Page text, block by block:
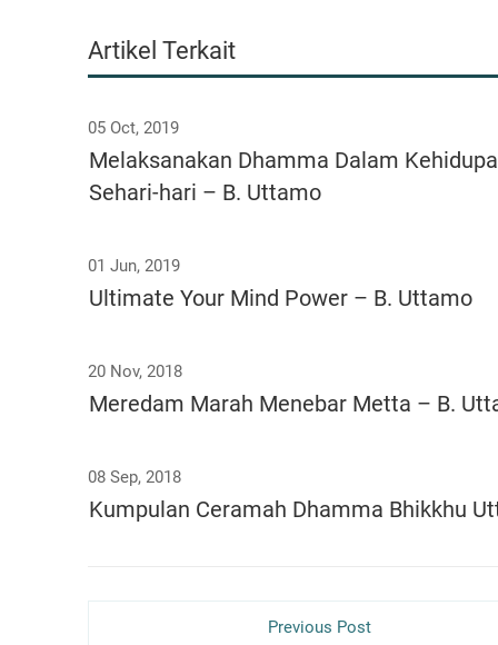
Artikel Terkait
05 Oct, 2019
Melaksanakan Dhamma Dalam
Sehari-hari – B. Uttamo
01 Jun, 2019
Ultimate Your Mind Power – B. Uttamo
20 Nov, 2018
Meredam Marah Menebar Metta – B.
08 Sep, 2018
Kumpulan Ceramah Dhamma Bhikkhu
Previous Post